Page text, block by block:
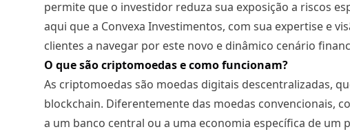
permite que o investidor reduza sua exposição a riscos
aqui que a Convexa Investimentos, com sua expertise e
clientes a navegar por este novo e dinâmico cenário
O que são criptomoedas e como funcionam?
As criptomoedas são moedas digitais descentralizadas,
blockchain. Diferentemente das moedas convencionais,
a um banco central ou a uma economia específica de um